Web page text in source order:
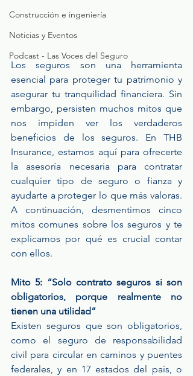
Construcción e ingeniería
Noticias y Eventos
Podcast - Las Voces del Seguro
Los seguros son una herramienta
esencial para proteger tu patrimonio y
asegurar tu tranquilidad financiera. Sin
embargo, persisten muchos mitos que
nos impiden ver los verdaderos
beneficios de los seguros. En THB
Insurance, estamos aquí para ofrecerte
la asesoría necesaria para contratar
cualquier tipo de seguro o fianza y
ayudarte a proteger lo que más valoras.
A continuación, desmentimos cinco
mitos comunes sobre los seguros y te
explicamos por qué es crucial contar
con ellos.
Mito 5: “Solo contrato seguros si son
obligatorios, porque realmente no
tienen una utilidad”
Existen seguros que son obligatorios,
como el seguro de responsabilidad
civil para circular en caminos y puentes
federales, y en 17 estados del país, o